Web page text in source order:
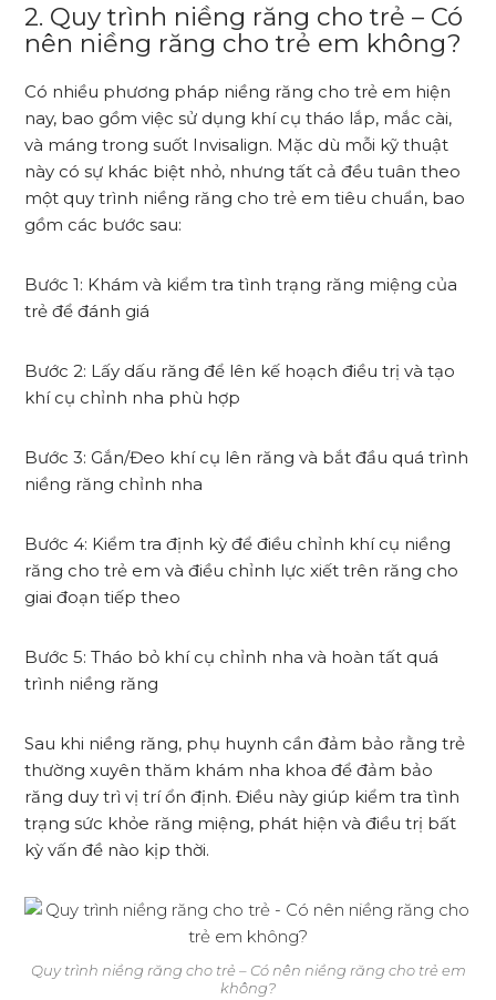
2. Quy trình niềng răng cho trẻ – Có
nên niềng răng cho trẻ em không?
Có nhiều phương pháp niềng răng cho trẻ em hiện
nay, bao gồm việc sử dụng khí cụ tháo lắp, mắc cài,
và máng trong suốt Invisalign. Mặc dù mỗi kỹ thuật
này có sự khác biệt nhỏ, nhưng tất cả đều tuân theo
một quy trình niềng răng cho trẻ em tiêu chuẩn, bao
gồm các bước sau:
Bước 1: Khám và kiểm tra tình trạng răng miệng của
trẻ để đánh giá
Bước 2: Lấy dấu răng để lên kế hoạch điều trị và tạo
khí cụ chỉnh nha phù hợp
Bước 3: Gắn/Đeo khí cụ lên răng và bắt đầu quá trình
niềng răng chỉnh nha
Bước 4: Kiểm tra định kỳ để điều chỉnh khí cụ niềng
răng cho trẻ em và điều chỉnh lực xiết trên răng cho
giai đoạn tiếp theo
Bước 5: Tháo bỏ khí cụ chỉnh nha và hoàn tất quá
trình niềng răng
Sau khi niềng răng, phụ huynh cần đảm bảo rằng trẻ
thường xuyên thăm khám nha khoa để đảm bảo
răng duy trì vị trí ổn định. Điều này giúp kiểm tra tình
trạng sức khỏe răng miệng, phát hiện và điều trị bất
kỳ vấn đề nào kịp thời.
Quy trình niềng răng cho trẻ – Có nên niềng răng cho trẻ em
không?